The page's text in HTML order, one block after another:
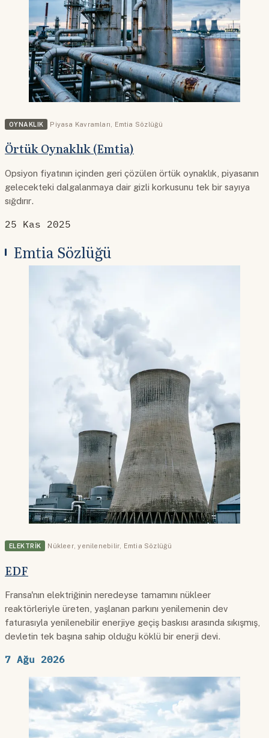
OYNAKLIK Piyasa Kavramları Emtia Sözlüğü
Örtük Oynaklık (Emtia)
Opsiyon fiyatının içinden geri çözülen örtük oynaklık, piyasanın
gelecekteki dalgalanmaya dair gizli korkusunu tek bir sayıya
sığdırır.
25 Kas 2025
Emtia Sözlüğü
ELEKTRIK Nükleer,yenilenebilir Emtia Sözlüğü
EDF
Fransa'nın elektriğinin neredeyse tamamını nükleer
reaktörleriyle üreten, yaşlanan parkını yenilemenin dev
faturasıyla yenilenebilir enerjiye geçiş baskısı arasında sıkışmış,
devletin tek başına sahip olduğu köklü bir enerji devi.
7 Ağu 2026